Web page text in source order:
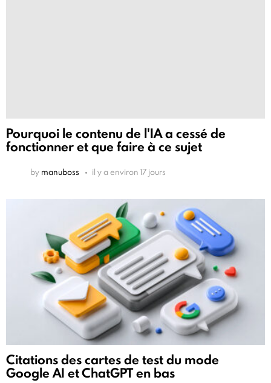
Pourquoi le contenu de l'IA a cessé de
fonctionner et que faire à ce sujet
by manuboss il y a environ 17 jours
Citations des cartes de test du mode
Google AI et ChatGPT en bas